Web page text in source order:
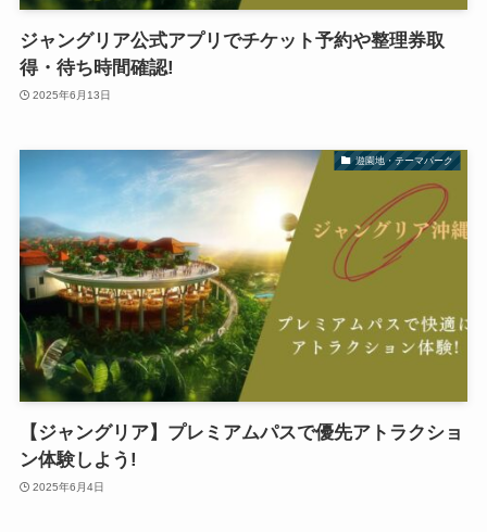
ジャングリア公式アプリでチケット予約や整理券取
得・待ち時間確認!
2025年6月13日
遊園地・テーマパーク
【ジャングリア】プレミアムパスで優先アトラクショ
ン体験しよう!
2025年6月4日